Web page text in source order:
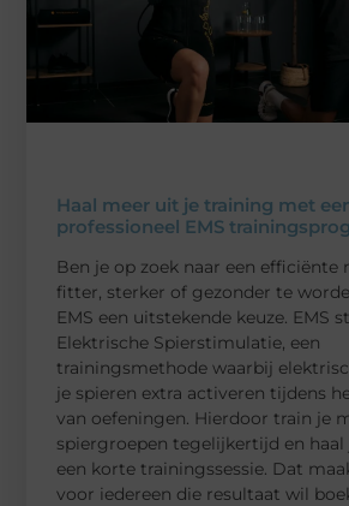
Haal meer uit je training met
professioneel EMS
Ben je op zoek naar een efficiënte
fitter, sterker of gezonder te
EMS een uitstekende keuze. EMS
Elektrische Spierstimulatie, een
trainingsmethode waarbij
je spieren extra activeren tijdens
van oefeningen. Hierdoor train je
spiergroepen tegelijkertijd en
een korte trainingssessie. Dat
voor iedereen die resultaat wil